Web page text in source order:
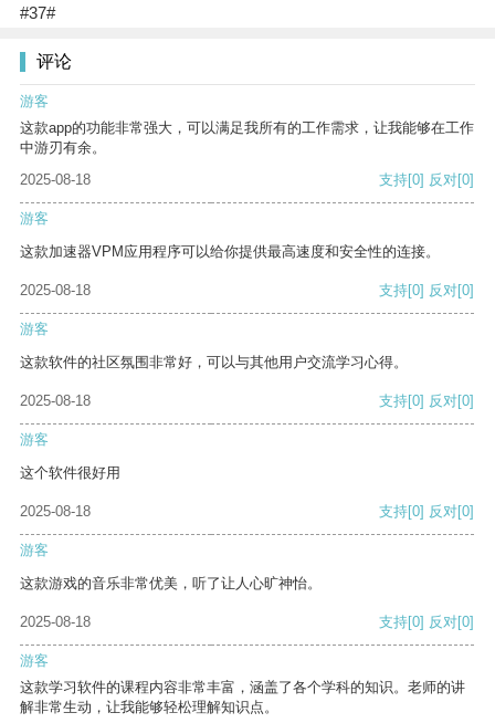
#37#
评论
游客
这款app的功能非常强大，可以满足我所有的工作需求，让我能够在工作
中游刃有余。
2025-08-18
支持[0] 反对[0]
游客
这款加速器VPM应用程序可以给你提供最高速度和安全性的连接。
2025-08-18 支持[0] 反对[0]
游客
这款软件的社区氛围非常好，可以与其他用户交流学习心得。
2025-08-18 支持[0] 反对[0]
游客
这个软件很好用
2025-08-18 支持[0] 反对[0]
游客
这款游戏的音乐非常优美，听了让人心旷神怡。
2025-08-18 支持[0] 反对[0]
游客
这款学习软件的课程内容非常丰富，涵盖了各个学科的知识。老师的讲
解非常生动，让我能够轻松理解知识点。